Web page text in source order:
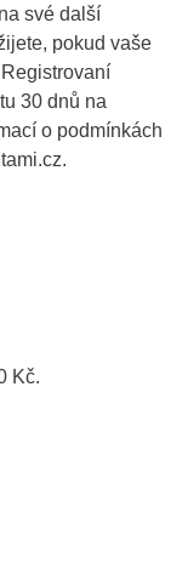
své další
pokud vaše
30 dnů na
o podmínkách
Kč.